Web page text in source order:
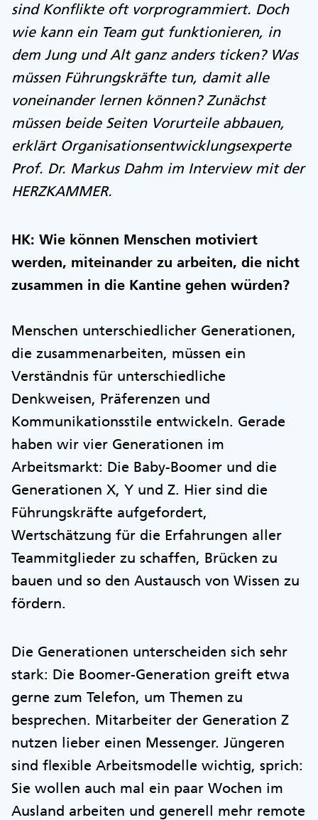
sind Konflikte oft vorprogrammiert. Doch
wie kann ein Team gut funktionieren, in
dem Jung und Alt ganz anders ticken? Was
müssen Führungskräfte tun, damit alle
voneinander lernen können? Zunächst
müssen beide Seiten Vorurteile abbauen,
erklärt Organisationsentwicklungsexperte
Prof. Dr. Markus Dahm im Interview mit der
HERZKAMMER.
HK: Wie können Menschen motiviert
werden, miteinander zu arbeiten, die nicht
zusammen in die Kantine gehen würden?
Menschen unterschiedlicher Generationen,
die zusammenarbeiten, müssen ein
Verständnis für unterschiedliche
Denkweisen, Präferenzen und
Kommunikationsstile entwickeln. Gerade
haben wir vier Generationen im
Arbeitsmarkt: Die Baby-Boomer und die
Generationen X, Y und Z. Hier sind die
Führungskräfte aufgefordert,
Wertschätzung für die Erfahrungen aller
Teammitglieder zu schaffen, Brücken zu
bauen und so den Austausch von Wissen zu
fördern.
Die Generationen unterscheiden sich sehr
stark: Die Boomer-Generation greift etwa
gerne zum Telefon, um Themen zu
besprechen. Mitarbeiter der Generation Z
nutzen lieber einen Messenger. Jüngeren
sind flexible Arbeitsmodelle wichtig, sprich:
Sie wollen auch mal ein paar Wochen im
Ausland arbeiten und generell mehr remote